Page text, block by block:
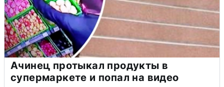
Ачинец протыкал продукты в
супермаркете и попал на видео